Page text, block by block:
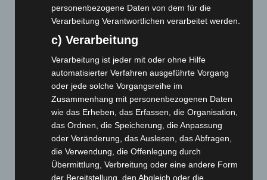
Webseite
Cashback-Aktion
Händler werden
Home
Gemeinsam spenden
personenbezogene Daten von dem für die
Verarbeitung Verantwortlichen verarbeitet werden.
c) Verarbeitung
Verarbeitung ist jeder mit oder ohne Hilfe
automatisierter Verfahren ausgeführte Vorgang
oder jede solche Vorgangsreihe im
Zusammenhang mit personenbezogenen Daten
wie das Erheben, das Erfassen, die Organisation,
das Ordnen, die Speicherung, die Anpassung
oder Veränderung, das Auslesen, das Abfragen,
die Verwendung, die Offenlegung durch
Übermittlung, Verbreitung oder eine andere Form
der Bereitstellung, den Abgleich oder die